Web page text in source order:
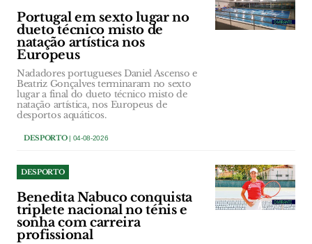
Portugal em sexto lugar no
dueto técnico misto de
natação artística nos
Europeus
Nadadores portugueses Daniel Ascenso e
Beatriz Gonçalves terminaram no sexto
lugar a final do dueto técnico misto de
natação artística, nos Europeus de
desportos aquáticos.
DESPORTO| 04-08-2026
DESPORTO
Benedita Nabuco conquista
triplete nacional no ténis e
sonha com carreira
profissional